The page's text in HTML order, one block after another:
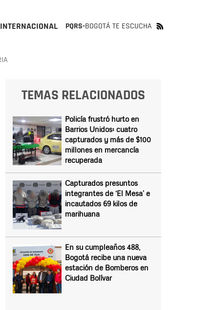
INTERNACIONAL PQRS-BOGOTÁ TE ESCUCHA
TEMAS RELACIONADOS
Policía frustró hurto en
Barrios Unidos: cuatro
capturados y más de $100
millones en mercancía
recuperada
Capturados presuntos
integrantes de ‘El Mesa’ e
incautados 69 kilos de
marihuana
En su cumpleaños 488,
Bogotá recibe una nueva
estación de Bomberos en
Ciudad Bolívar